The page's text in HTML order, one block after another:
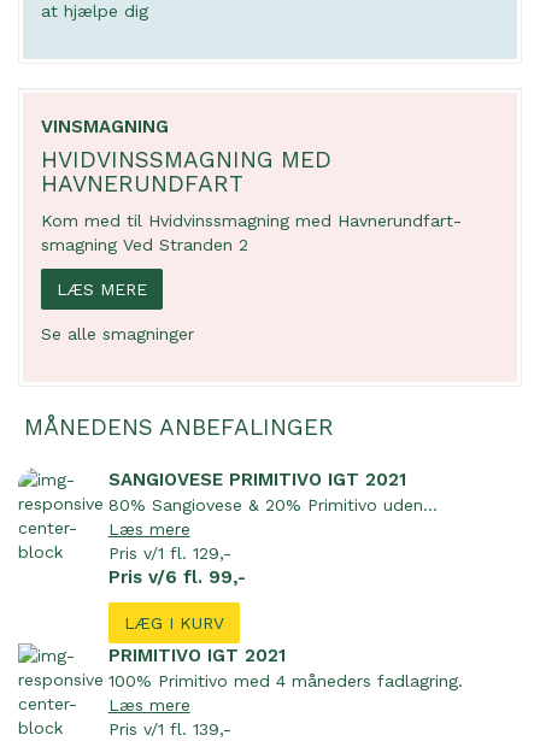
at hjælpe dig
VINSMAGNING
HVIDVINSSMAGNING MED
HAVNERUNDFART
Kom med til Hvidvinssmagning med Havnerundfart-
smagning Ved Stranden 2
LÆS MERE
Se alle smagninger
MÅNEDENS ANBEFALINGER
SANGIOVESE PRIMITIVO IGT 2021
80% Sangiovese & 20% Primitivo uden...
Læs mere
Pris v/1 fl. 129,-
Pris v/6 fl. 99,-
LÆG I KURV
PRIMITIVO IGT 2021
100% Primitivo med 4 måneders fadlagring.
Læs mere
Pris v/1 fl. 139,-